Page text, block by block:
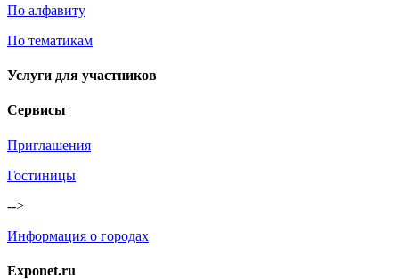
По алфавиту
По тематикам
Услуги для участников
Сервисы
Приглашения
Гостиницы
-->
Информация о городах
Exponet.ru